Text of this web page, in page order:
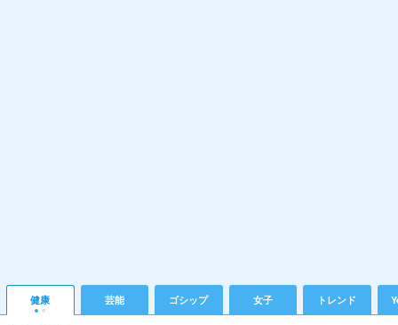
健康 芸能 ゴシップ 女子 トレンド